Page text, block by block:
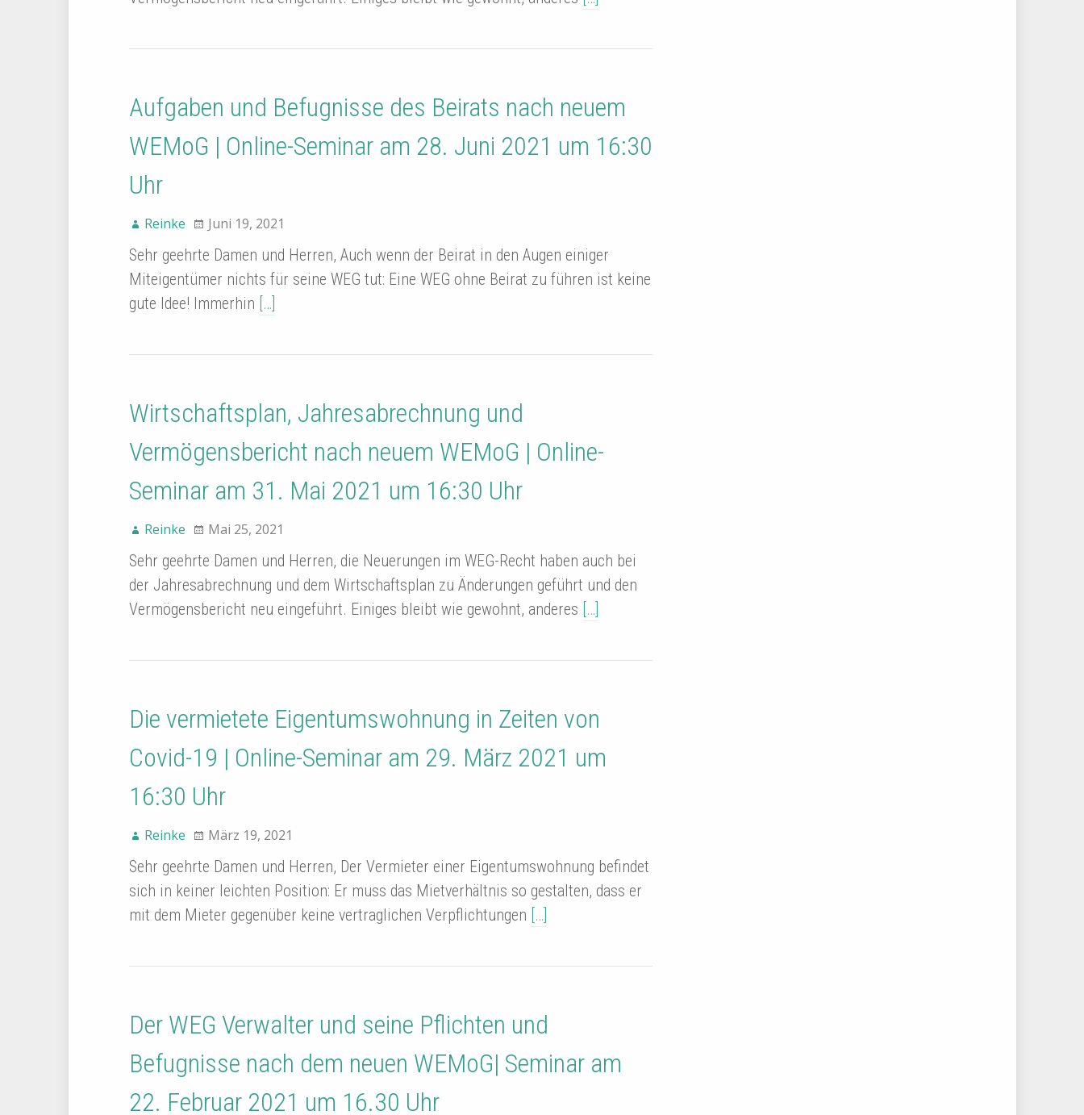
Aufgaben und Befugnisse des Beirats nach neuem
WEMoG | Online-Seminar am 28. Juni 2021 um 16:30
Uhr
Reinke Juni 19, 2021
Sehr geehrte Damen und Herren, Auch wenn der Beirat in den Augen einiger
Miteigentümer nichts für seine WEG tut: Eine WEG ohne Beirat zu führen ist keine
gute Idee! Immerhin […]
Wirtschaftsplan, Jahresabrechnung und
Vermögensbericht nach neuem WEMoG | Online-
Seminar am 31. Mai 2021 um 16:30 Uhr
Reinke Mai 25, 2021
Sehr geehrte Damen und Herren, die Neuerungen im WEG-Recht haben auch bei
der Jahresabrechnung und dem Wirtschaftsplan zu Änderungen geführt und den
Vermögensbericht neu eingeführt. Einiges bleibt wie gewohnt, anderes […]
Die vermietete Eigentumswohnung in Zeiten von
Covid-19 | Online-Seminar am 29. März 2021 um
16:30 Uhr
Reinke März 19, 2021
Sehr geehrte Damen und Herren, Der Vermieter einer Eigentumswohnung befindet
sich in keiner leichten Position: Er muss das Mietverhältnis so gestalten, dass er
mit dem Mieter gegenüber keine vertraglichen Verpflichtungen […]
Der WEG Verwalter und seine Pflichten und
Befugnisse nach dem neuen WEMoG| Seminar am
22. Februar 2021 um 16.30 Uhr